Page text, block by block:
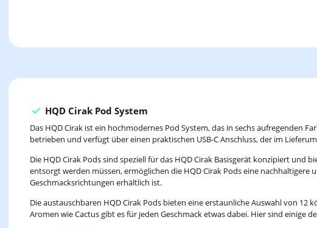
HQD Cirak Pod System
Das HQD Cirak ist ein hochmodernes Pod System, das in sechs aufregenden
betrieben und verfügt über einen praktischen USB-C Anschluss, der im
Die HQD Cirak Pods sind speziell für das HQD Cirak Basisgerät konzipiert und
entsorgt werden müssen, ermöglichen die HQD Cirak Pods eine
Geschmacksrichtungen erhältlich ist.
Die austauschbaren HQD Cirak Pods bieten eine erstaunliche Auswahl von 12
Aromen wie Cactus gibt es für jeden Geschmack etwas dabei. Hier sind einige